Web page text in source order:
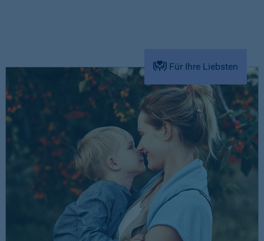
Für Ihre Liebsten